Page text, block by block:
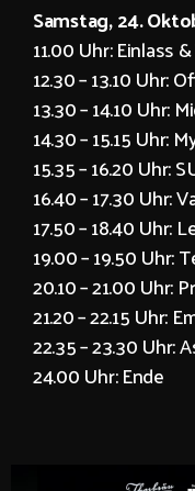
Samstag, 24.
11.00 Uhr: Einlass
12.30 – 13.10 Uhr:
13.30 – 14.10 Uhr:
14.30 – 15.15 Uhr:
15.35 – 16.20 Uhr:
16.40 – 17.30 Uhr:
17.50 – 18.40 Uhr:
19.00 – 19.50 Uhr:
20.10 – 21.00 Uhr:
21.20 – 22.15 Uhr:
22.35 – 23.30 Uhr:
24.00 Uhr: Ende